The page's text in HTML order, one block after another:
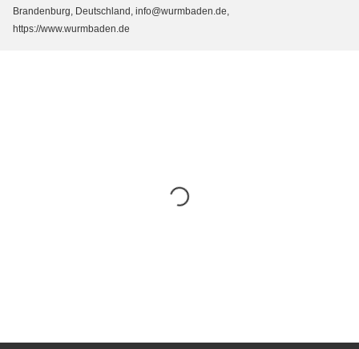
Brandenburg, Deutschland, info@wurmbaden.de,
https://www.wurmbaden.de